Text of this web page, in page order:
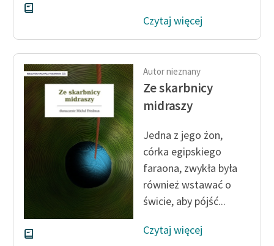
Czytaj więcej
Autor nieznany
Ze skarbnicy
midraszy
Jedna z jego żon,
córka egipskiego
faraona, zwykła była
również wstawać o
świcie, aby pójść...
Czytaj więcej